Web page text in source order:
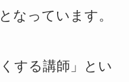
なっています。
する講師」とい